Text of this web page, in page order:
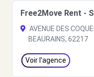
Free2Move Rent -
AVENUE DES
BEAURAINS, 62217
Voir l'agence